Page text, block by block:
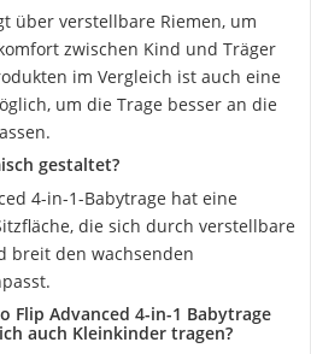
über verstellbare Riemen, um
zwischen Kind und Träger
im Vergleich ist auch eine
um die Trage besser an die
gestaltet?
4-in-1-Babytrage hat eine
die sich durch verstellbare
breit den wachsenden
Flip Advanced 4-in-1 Babytrage
auch Kleinkinder tragen?